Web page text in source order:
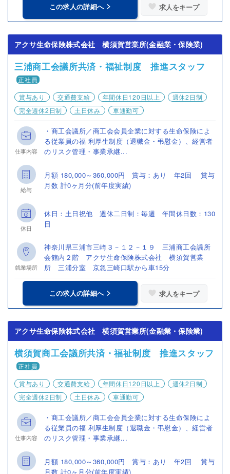
この求人の詳細へ 求人をキープ
アクサ生命保険株式会社 横須賀営業所(金融業・保険業)
三浦商工会議所共済・福祉制度 推進スタッフ
正社員
賞与あり
交通費支給 年間休日120日以上
週休2日制
完全週休2日制
土日休み 車通勤可
仕事内容
・商工会議所／商工会会員企業に対する生命保険によ
る従業員の福 利厚生制度（退職金・弔慰金）、経営者
のリスク管理・事業承継...
給与
月額 180,000～360,000円 賞与：あり 年2回 賞与
月数 計0ヶ月分(前年度実績)
休日
休日：土日祝他 週休二日制：毎週 年間休日数：130
日
就業場所
神奈川県三浦市三崎３－１２－１９ 三浦商工会議所
会館内２階 アクサ生命保険株式会社 横須賀営業
所 三浦分室 京急三崎口駅から車15分
この求人の詳細へ 求人をキープ
アクサ生命保険株式会社 横須賀営業所(金融業・保険業)
横須賀商工会議所共済・福祉制度 推進スタッフ
正社員
賞与あり
交通費支給 年間休日120日以上
週休2日制
完全週休2日制
土日休み 車通勤可
仕事内容
・商工会議所／商工会会員企業に対する生命保険によ
る従業員の福 利厚生制度（退職金・弔慰金）、経営者
のリスク管理・事業承継...
月額 180,000～360,000円 賞与：あり 年2回 賞与
月数 計0ヶ月分(前年度実績)